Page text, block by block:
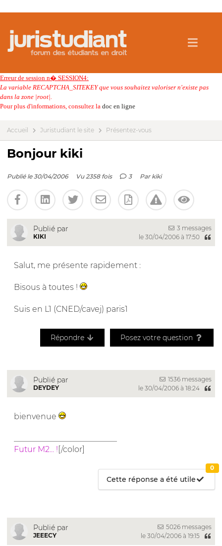
Erreur de session n� SESSION4:
La variable RECAPTCHA_SITEKEY que vous souhaitez valoriser n'existe pas
dans la zone |root|.
Pour plus d'informations, consultez la doc en ligne
Accueil Juristudiant le site Présentez-vous
Bonjour kiki
Publié le 30/04/2006 Vu 2358 fois 3 Par kiki
Publié par
KIKI
3 messages
le 30/04/2006 à 17:50
Salut, me présente rapidement :
Bisous à toutes !
Suis en L1 (CNED/cavej) paris1
Répondre Posez votre question
Publié par
DEYDEY
1536 messages
le 30/04/2006 à 18:24
bienvenue
Futur M2... ![/color]
Cette réponse a été utile
0
Publié par
JEEECY
5026 messages
le 30/04/2006 à 19:15